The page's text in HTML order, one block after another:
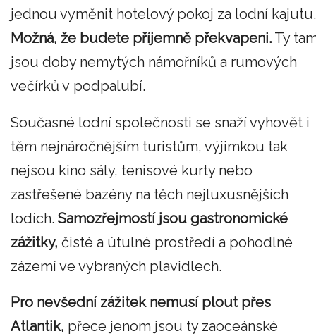
jednou vyměnit hotelový pokoj za lodní kajutu.
Možná, že budete příjemně překvapeni. Ty
jsou doby nemytých námořníků a rumových
večírků v podpalubí.
Současné lodní společnosti se snaží vyhovět i
těm nejnáročnějším turistům, výjimkou tak
nejsou kino sály, tenisové kurty nebo
zastřešené bazény na těch nejluxusnějších
lodích. Samozřejmostí jsou gastronomické
zážitky, čisté a útulné prostředí a pohodlné
zázemí ve vybraných plavidlech.
Pro nevšední zážitek nemusí plout přes
Atlantik, přece jenom jsou ty zaoceánské